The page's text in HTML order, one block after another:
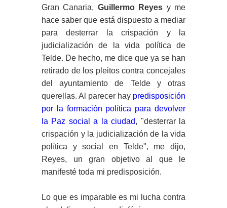
Gran Canaria, Guillermo Reyes y me
hace saber que está dispuesto a mediar
para desterrar la crispación y la
judicialización de la vida política de
Telde. De hecho, me dice que ya se han
retirado de los pleitos contra concejales
del ayuntamiento de Telde y otras
querellas. Al parecer hay predisposición
por la formación política para devolver
la Paz social a la ciudad, "desterrar la
crispación y la judicialización de la vida
política y social en Telde", me dijo,
Reyes, un gran objetivo al que le
manifesté toda mi predisposición.
Lo que es imparable es mi lucha contra